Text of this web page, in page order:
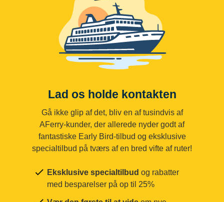
Lad os holde kontakten
Gå ikke glip af det, bliv en af tusindvis af
AFerry-kunder, der allerede nyder godt af
fantastiske Early Bird-tilbud og eksklusive
specialtilbud på tværs af en bred vifte af ruter!
Eksklusive specialtilbud og rabatter
med besparelser på op til 25%